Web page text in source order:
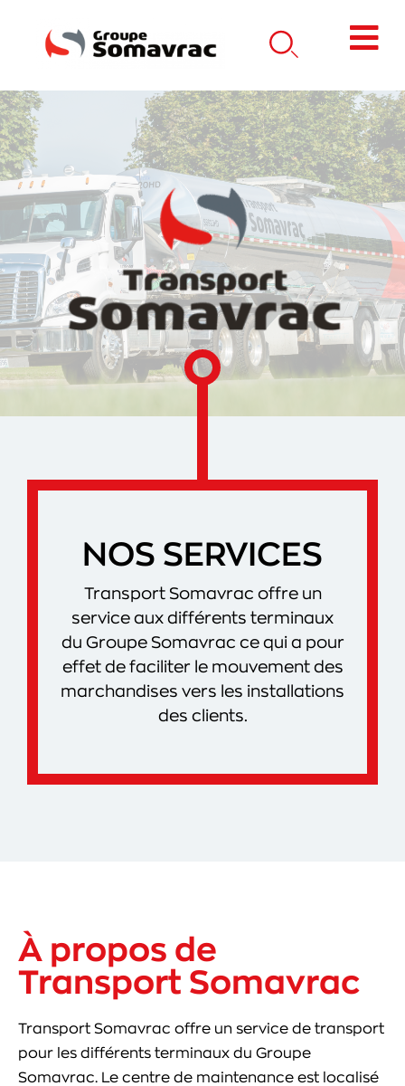
NOS SERVICES
Transport Somavrac offre un
service aux différents terminaux
du Groupe Somavrac ce qui a pour
effet de faciliter le mouvement des
marchandises vers les installations
des clients.
À propos de
Transport Somavrac
Transport Somavrac offre un service de transport
pour les différents terminaux du Groupe
Somavrac. Le centre de maintenance est localisé